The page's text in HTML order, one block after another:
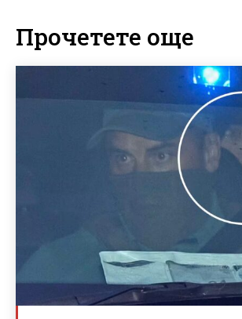
Прочетете още